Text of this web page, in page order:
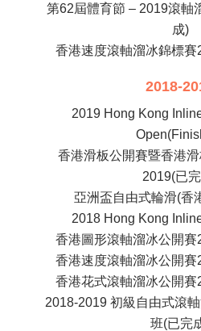
第62屆體育節 – 2019滾軸
成)
香港速度滾軸溜冰錦標
2018-
2019 Hong Kong
香港滑板公開賽暨香港
2019(已
亞洲盃自由式輪滑(香
2018 Hong Kong
香港圖形滾軸溜冰公開
香港速度滾軸溜冰公開
香港花式滾軸溜冰公開
2018-2019 初級自由式滾
班(已完